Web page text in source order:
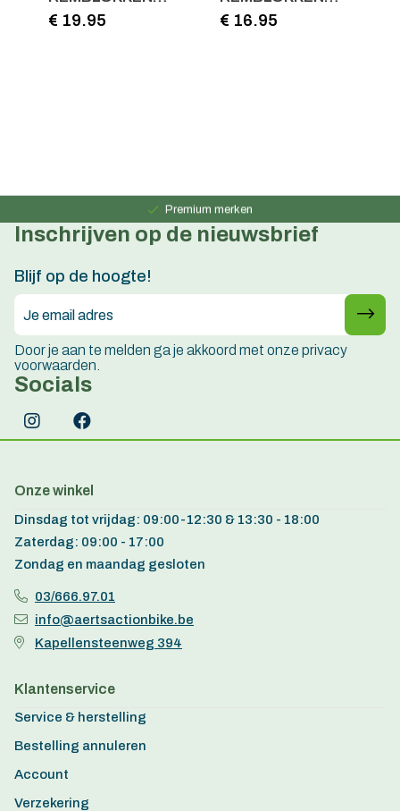
DISCSTOP
€ 19.95
DISCSTOP
€ 16.95
Premium merken
Persoonlijk advies
Inschrijven op de nieuwsbrief
Blijf op de hoogte!
Door je aan te melden ga je akkoord met onze privacy
voorwaarden.
Socials
Onze winkel
Dinsdag tot vrijdag: 09:00-12:30 & 13:30 - 18:00
Zaterdag: 09:00 - 17:00
Zondag en maandag gesloten
03/666.97.01
info@aertsactionbike.be
Kapellensteenweg 394
Klantenservice
Service & herstelling
Bestelling annuleren
Account
Verzekering